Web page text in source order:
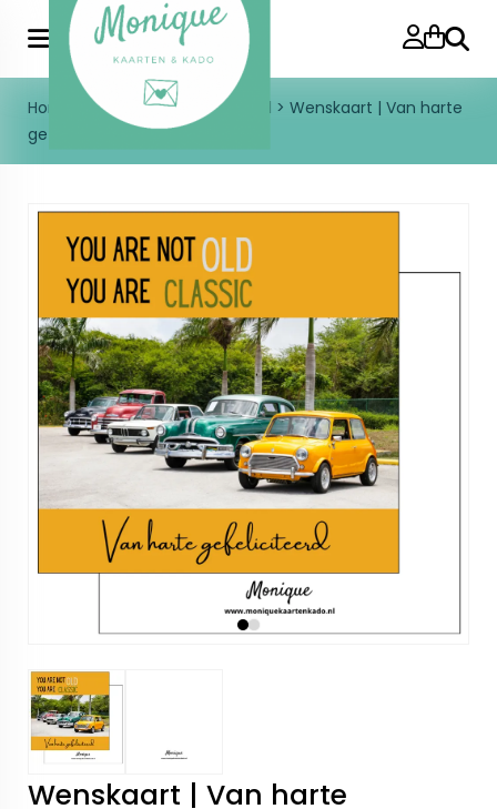
Home Kaarten>Gefeliciteerd > Wenskaart | Van harte
gefeliciteerd | Old classic
Wenskaart | Van harte